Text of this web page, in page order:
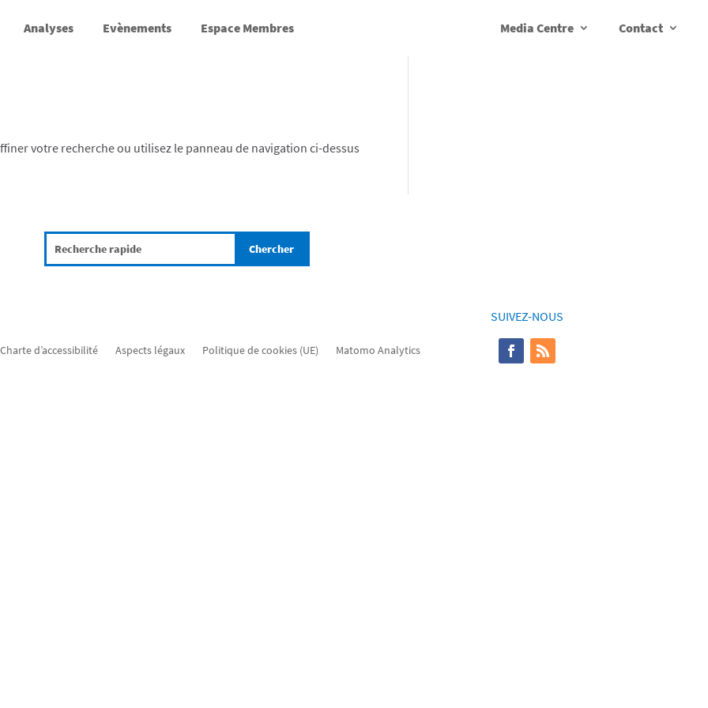
Analyses Evènements Espace Membres Media Centre Contact
votre recherche ou utilisez le panneau de navigation ci-dessus
Charte d’accessibilité Aspects légaux Politique de cookies (UE) Matomo Analytics
SUIVEZ-NOUS